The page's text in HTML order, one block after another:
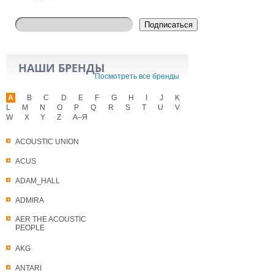
Подписаться
НАШИ БРЕНДЫ
Посмотреть все бренды
A
ACOUSTIC UNION
ACUS
ADAM_HALL
ADMIRA
AER THE ACOUSTIC
PEOPLE
AKG
ANTARI
B C D E F G H J
K
L
M N O P Q R S T U
V
W
X Y Z А–Я